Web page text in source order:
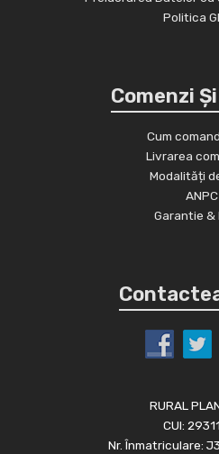
Politica
Comenzi
Cum
Livrarea
Modalități
ANPC
Garantie &
RURAL
CUI:
Nr. Înmatriculare: